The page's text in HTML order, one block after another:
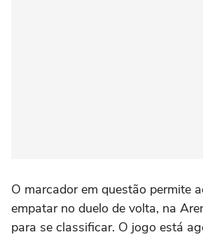
O marcador em questão permite
empatar no duelo de volta, na
para se classificar. O jogo está